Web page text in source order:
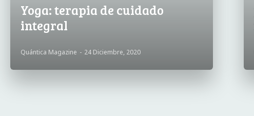
Yoga: terapia de cuidado
integral
Quántica Magazine - 24 Diciembre, 2020